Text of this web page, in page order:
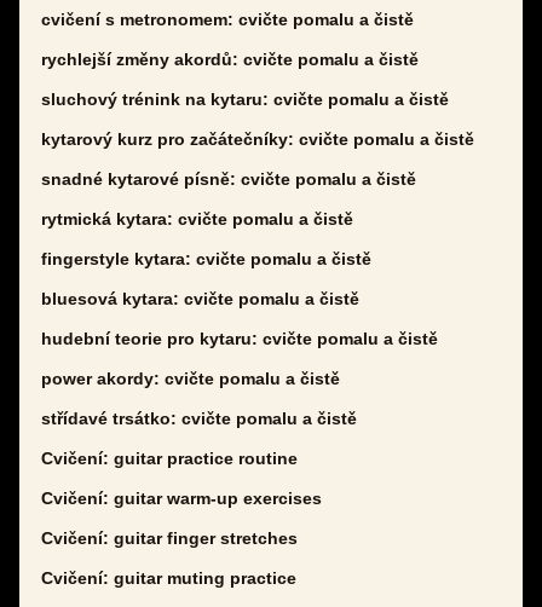
cvičení s metronomem: cvičte pomalu a čistě
rychlejší změny akordů: cvičte pomalu a čistě
sluchový trénink na kytaru: cvičte pomalu a čistě
kytarový kurz pro začátečníky: cvičte pomalu a čistě
snadné kytarové písně: cvičte pomalu a čistě
rytmická kytara: cvičte pomalu a čistě
fingerstyle kytara: cvičte pomalu a čistě
bluesová kytara: cvičte pomalu a čistě
hudební teorie pro kytaru: cvičte pomalu a čistě
power akordy: cvičte pomalu a čistě
střídavé trsátko: cvičte pomalu a čistě
Cvičení: guitar practice routine
Cvičení: guitar warm-up exercises
Cvičení: guitar finger stretches
Cvičení: guitar muting practice